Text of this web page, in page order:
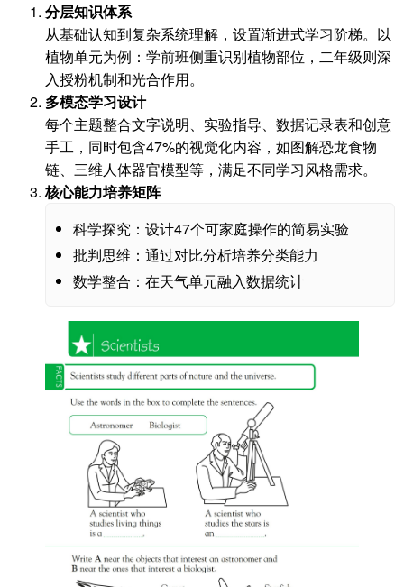
分层知识体系
从基础认知到复杂系统理解，设置渐进式学习阶梯。以
植物单元为例：学前班侧重识别植物部位，二年级则深
入授粉机制和光合作用。
多模态学习设计
每个主题整合文字说明、实验指导、数据记录表和创意
手工，同时包含47%的视觉化内容，如图解恐龙食物
链、三维人体器官模型等，满足不同学习风格需求。
核心能力培养矩阵
科学探究：设计47个可家庭操作的简易实验
批判思维：通过对比分析培养分类能力
数学整合：在天气单元融入数据统计